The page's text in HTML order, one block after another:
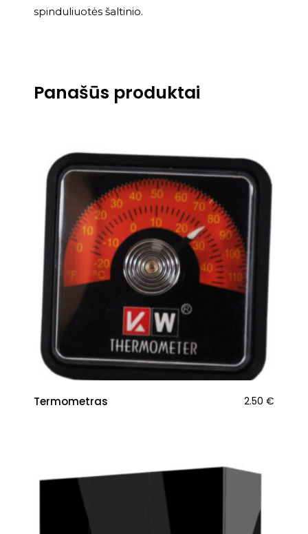
spinduliuotės šaltinio.
Panašūs produktai
Termometras 2.50 €